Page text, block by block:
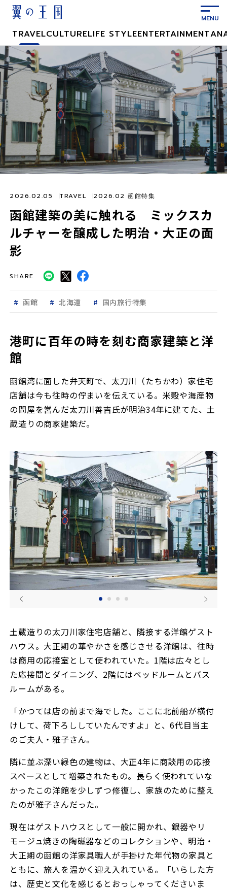
ン
テ
ン
ツ
に
ス
キ
ッ
プ
TRAVELCULTURELIFE STYLEENTERTAINMENT
函館建築の美に触れる ミックスカ
ルチャーを醸成した明治・大正の面
影
2026.02.05 TRAVEL 2026.02 函館特集
SHARE
函館 北海道 国内旅行特集
港町に百年の時を刻む商家建築と洋
館
函館湾に面した弁天町で、太刀川（たちかわ）家住宅
店舗は今も往時の佇まいを伝えている。米穀や海産物
の問屋を営んだ太刀川善吉氏が明治34年に建てた、土
蔵造りの商家建築だ。
土蔵造りの太刀川家住宅店舗と、隣接する洋館ゲスト
ハウス。大正期の華やかさを感じさせる洋館は、往時
は商用の応接室として使われていた。1階は広々とし
た応接間とダイニング、2階にはベッドルームとバス
ルームがある。
「かつては店の前まで海でした。ここに北前船が横付
けして、荷下ろししていたんですよ」と、6代目当主
のご夫人・雅子さん。
隣に並ぶ深い緑色の建物は、大正4年に商談用の応接
スペースとして増築されたもの。長らく使われていな
かったこの洋館を少しずつ修復し、家族のために整え
たのが雅子さんだった。
現在はゲストハウスとして一般に開かれ、銀器やリ
モージュ焼きの陶磁器などのコレクションや、明治・
大正期の函館の洋家具職人が手掛けた年代物の家具と
ともに、旅人を温かく迎え入れている。「いらした方
は、歴史と文化を感じるとおっしゃってくださいま